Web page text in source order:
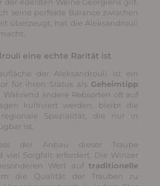
der edelsten Weine Georgiens gilt.
seine perfekte Balance zwischen
überzeugt, hat die Aleksandrouli
eine echte Rarität ist
der Aleksandrouli ist ein
für ihren Status als Geheimtipp
. Während andere Rebsorten oft auf
kultiviert werden, bleibt die
Spezialität, die nur in
ist.
der Anbau dieser Traube
viel Sorgfalt erfordert. Die Winzer
Wert auf traditionelle
die Qualität der Trauben zu